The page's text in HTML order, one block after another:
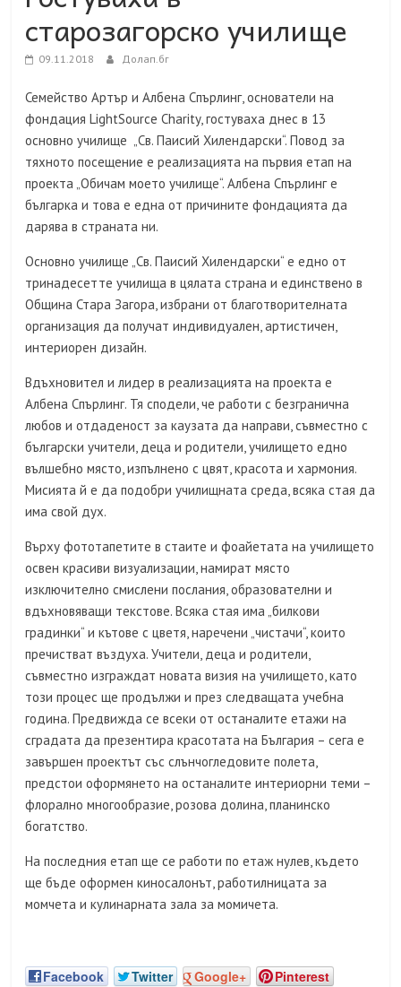
старозагорско училище
09.11.2018 Долап.бг
Семейство Артър и Албена Спърлинг, основатели на
фондация LightSource Charity, гостуваха днес в 13
основно училище „Св. Паисий Хилендарски“. Повод за
тяхното посещение е реализацията на първия етап на
проекта „Обичам моето училище“. Албена Спърлинг е
българка и това е една от причините фондацията да
дарява в страната ни.
Основно училище „Св. Паисий Хилендарски“ е едно от
тринадесетте училища в цялата страна и единствено в
Община Стара Загора, избрани от благотворителната
организация да получат индивидуален, артистичен,
интериорен дизайн.
Вдъхновител и лидер в реализацията на проекта е
Албена Спърлинг. Тя сподели, че работи с безгранична
любов и отдаденост за каузата да направи, съвместно с
български учители, деца и родители, училището едно
вълшебно място, изпълнено с цвят, красота и хармония.
Мисията й е да подобри училищната среда, всяка стая да
има свой дух.
Върху фототапетите в стаите и фоайетата на училището
освен красиви визуализации, намират място
изключително смислени послания, образователни и
вдъхновяващи текстове. Всяка стая има „билкови
градинки“ и кътове с цветя, наречени „чистачи“, които
пречистват въздуха. Учители, деца и родители,
съвместно изграждат новата визия на училището, като
този процес ще продължи и през следващата учебна
година. Предвижда се всеки от останалите етажи на
сградата да презентира красотата на България – сега е
завършен проектът със слънчогледовите полета,
предстои оформянето на останалите интериорни теми –
флорално многообразие, розова долина, планинско
богатство.
На последния етап ще се работи по етаж нулев, където
ще бъде оформен киносалонът, работилницата за
момчета и кулинарната зала за момичета.
Facebook Twitter Google+ Pinterest